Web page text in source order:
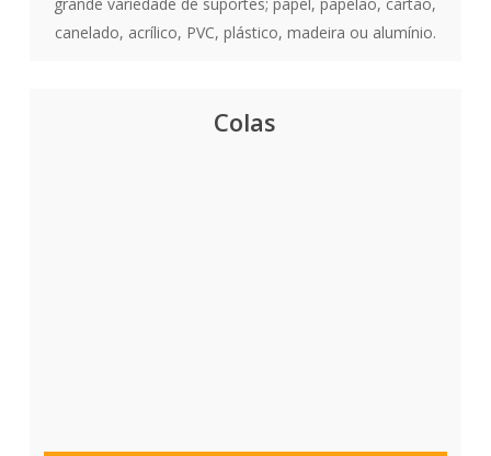
canelado, acrílico, PVC, plástico, madeira ou alumínio.
Colas